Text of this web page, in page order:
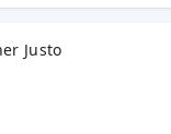
Justo